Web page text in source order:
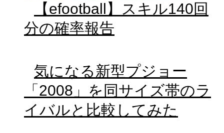
【efootball】スキル140回
分の確率報告
気になる新型プジョー
「2008」を同サイズ帯のラ
イバルと比較してみた